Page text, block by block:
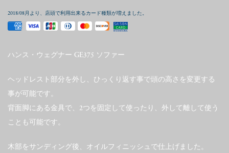
2018/08月より、店頭で利用出来るカード種類が増えました。
ハンス・ウェグナー GE375 ソファー
ヘッドレスト部分を外し、ひっくり返す事で頭の高さを変更する
事が可能です。
背面脚にある金具で、2つを固定して使ったり、外して離して使う
ことも可能です。
木部をサンディング後、オイルフィニッシュで仕上げました。